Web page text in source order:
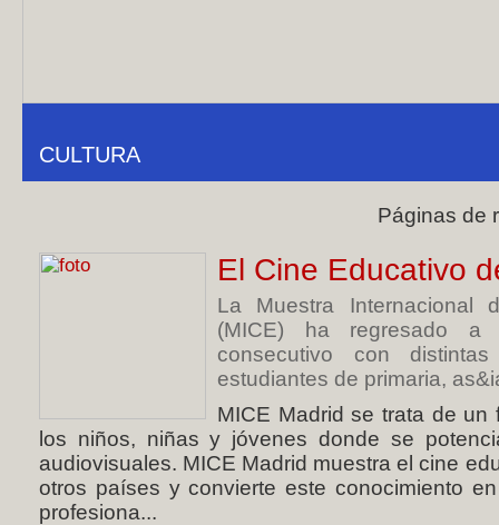
CULTURA
Páginas de
El Cine Educativo
La Muestra Internacional
(MICE) ha regresado a
consecutivo con
estudiantes de primaria,
MICE Madrid se trata de un
los niños, niñas y jóvenes donde se
audiovisuales. MICE Madrid muestra el cine
otros países y convierte este conocimiento
profesiona...